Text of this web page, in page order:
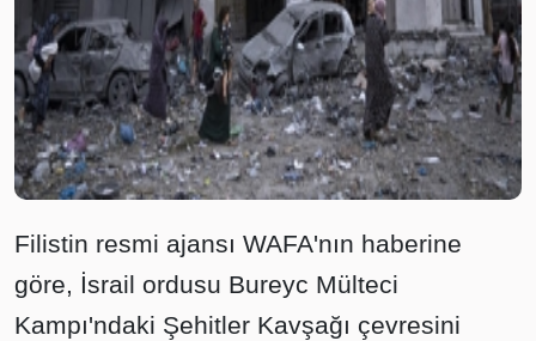
Filistin resmi ajansı WAFA'nın haberine
göre, İsrail ordusu Bureyc Mülteci
Kampı'ndaki Şehitler Kavşağı çevresini